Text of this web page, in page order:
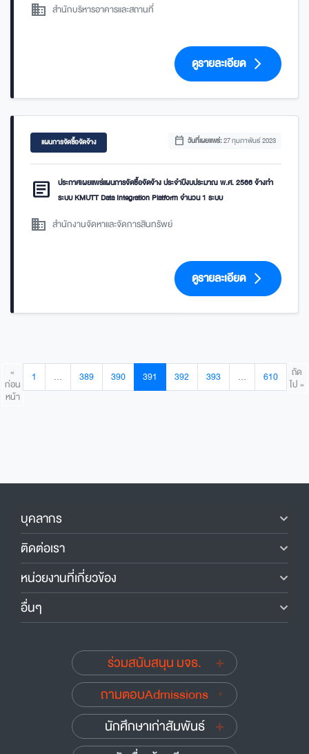
domain สำนักบริหารอาคารและสถานที่
ดูรายละเอียด arrow_forward_ios
แผนการจัดซื้อจัดจ้าง calendar_today วันที่เผยแพร่:27 กุมภาพันธ์ 2023
article
ประกาศเผยแพร่แผนการจัดซื้อจัดจ้าง ประจำปีงบประมาณ พ.ศ. 2566 จ้างทำ
ระบบ KMUTT Data Integration Platform จำนวน 1 ระบบ
domain สำนักงานจัดหาและจัดการสินทรัพย์
ดูรายละเอียด arrow_forward_ios
«
ก่อน
หน้า
1 … 389 390 391 392 393 … 610
ถัด
ไป »
บุคลากร
ติดต่อเรา
หน่วยงานที่เกี่ยวข้อง
อื่นๆ
ร่วมสนับสนุน มจธ.
ถามตอบAdmissions
นักศึกษาเก่าสัมพันธ์